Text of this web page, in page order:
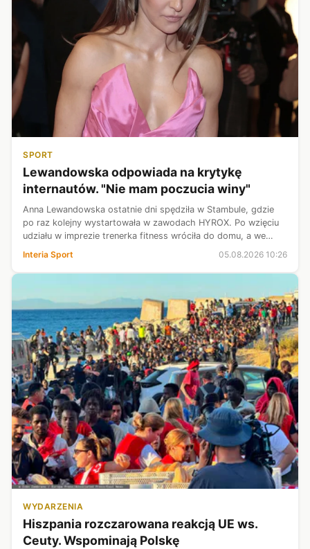
SPORT
Lewandowska odpowiada na krytykę
internautów. "Nie mam poczucia winy"
Anna Lewandowska ostatnie dni spędziła w Stambule, gdzie
po raz kolejny wystartowała w zawodach HYROX. Po wzięciu
udziału w imprezie trenerka fitness wróciła do domu, a we
wtorek późnym wieczorem zamieściła w mediach
społecznościowych wymowny wpis. 3...
Interia Sport 05.08.2026 10:26
WYDARZENIA
Hiszpania rozczarowana reakcją UE ws.
Ceuty. Wspominają Polskę